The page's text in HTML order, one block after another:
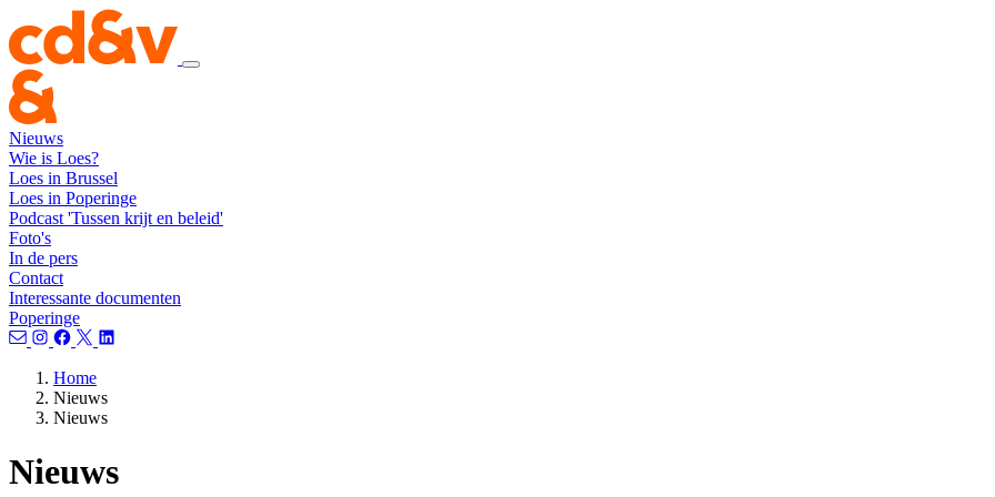
Nieuws
Wie is Loes?
Loes in Brussel
Loes in Poperinge
Podcast 'Tussen krijt en beleid'
Foto's
In de pers
Contact
Interessante documenten
Poperinge
Home
Nieuws
Nieuws
Nieuws